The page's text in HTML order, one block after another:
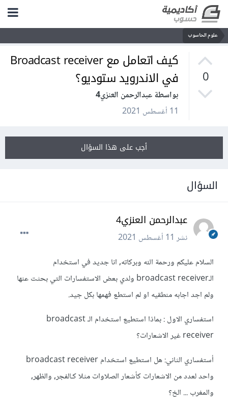
علوم الحاسوب
0
كيف اتعامل مع Broadcast receiver
في الاندرويد ستوديو؟
بواسطة عبدالرحمن العنزي4
11 أغسطس 2021
أجب على هذا السؤال
السؤال
عبدالرحمن العنزي4
نشر11 أغسطس 2021
السلام عليكم ورحمة الله وبركاته, انا جديد في استخدام
الـbroadcast receiver ولدي بعض الاستفسارات التي بحثت عنها
ولم اجد اجابه منطقيه او لم استطع فهمها بكل جيد.
استفساري الاول : بماذا استطيع استخدام الـ broadcast
receiver غير الاشعارات؟
أستفساري الثاني: هل استطيع استخدام broadcast receiver
واحد لعدد من الاشعارات كأشعار الصلاوات مثلا كـالفجر, والظهر,
والمغرب ... الخ؟